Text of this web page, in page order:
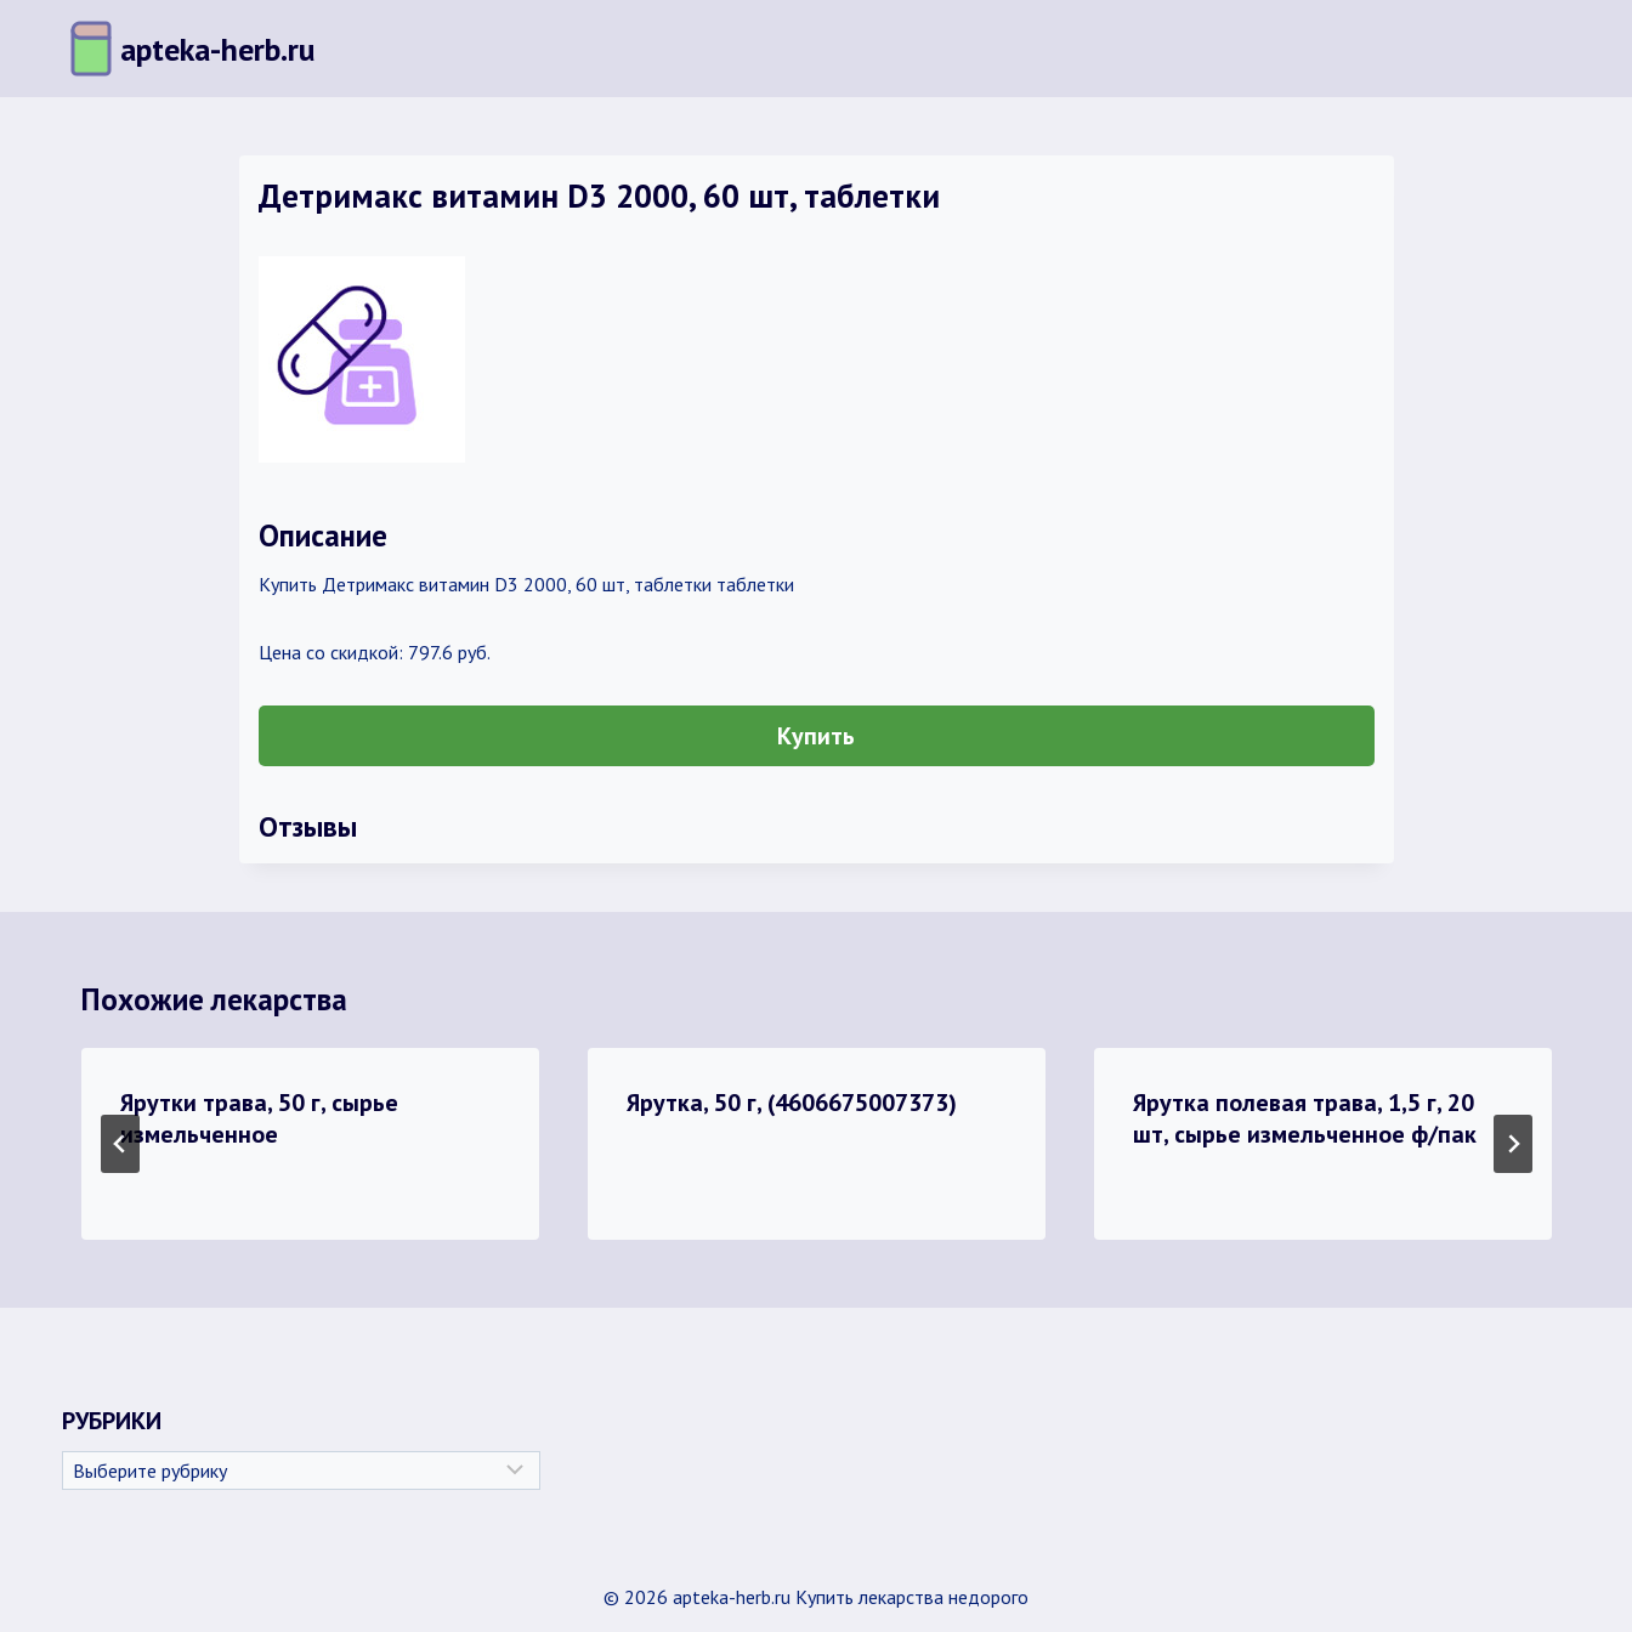
содержимому
apteka-herb.ru
Детримакс витамин D3 2000, 60 шт, таблетки
Описание
Купить Детримакс витамин D3 2000, 60 шт, таблетки таблетки
Цена со скидкой: 797.6 руб.
Купить
Отзывы
Похожие лекарства
Ярутки трава, 50 г, сырье
измельченное
Ярутка, 50 г, (4606675007373)
Ярутка полевая трава, 1,5 г, 20
шт, сырье измельченное ф/пак
РУБРИКИ
Рубрики
© 2026 apteka-herb.ru Купить лекарства недорого